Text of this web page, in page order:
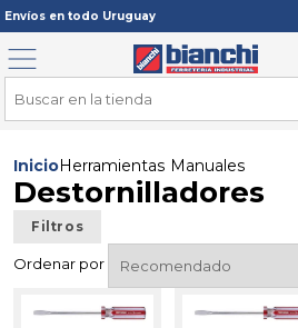
Envíos en todo Uruguay
Menú
InicioHerramientas Manuales
Destornilladores
Filtros
Ordenar por